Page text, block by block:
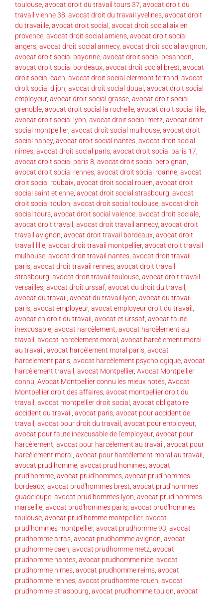
toulouse, avocat droit du travail tours 37, avocat droit du
travail vienne 38, avocat droit du travail yvelines, avocat droit
du travaille, avocat droit social , avocat droit social aix en
provence, avocat droit social amiens, avocat droit social
angers, avocat droit social annecy, avocat droit social avignon,
avocat droit social bayonne, avocat droit social besancon,
avocat droit social bordeaux, avocat droit social brest, avocat
droit social caen, avocat droit social clermont ferrand, avocat
droit social dijon, avocat droit social douai, avocat droit social
employeur, avocat droit social grasse, avocat droit social
grenoble, avocat droit social la rochelle, avocat droit social lille,
avocat droit social lyon, avocat droit social metz, avocat droit
social montpellier, avocat droit social mulhouse, avocat droit
social nancy, avocat droit social nantes, avocat droit social
nimes, avocat droit social paris, avocat droit social paris 17,
avocat droit social paris 8, avocat droit social perpignan,
avocat droit social rennes, avocat droit social roanne, avocat
droit social roubaix, avocat droit social rouen, avocat droit
social saint etienne, avocat droit social strasbourg, avocat
droit social toulon, avocat droit social toulouse, avocat droit
social tours, avocat droit social valence, avocat droit sociale,
avocat droit travail , avocat droit travail annecy, avocat droit
travail avignon, avocat droit travail bordeaux, avocat droit
travail lille, avocat droit travail montpellier, avocat droit travail
mulhouse, avocat droit travail nantes, avocat droit travail
paris, avocat droit travail rennes, avocat droit travail
strasbourg, avocat droit travail toulouse, avocat droit travail
versailles, avocat droit urssaf, avocat du droit du travail ,
avocat du travail , avocat du travail lyon, avocat du travail
paris, avocat employeur, avocat employeur droit du travail ,
avocat en droit du travail , avocat et urssaf, avocat faute
inexcusable, avocat harcèlement, avocat harcèlement au
travail , avocat harcèlement moral , avocat harcèlement moral
au travail , avocat harcèlement moral paris, avocat
harcelement paris, avocat harcèlement psychologique, avocat
harcèlement travail , avocat Montpellier, Avocat Montpellier
connu, Avocat Montpellier connu les mieux notés, Avocat
Montpellier droit des affaires, avocat montpellier droit du
travail , avocat montpellier droit social , avocat obligatoire
accident du travail , avocat paris, avocat pour accident de
travail , avocat pour droit du travail , avocat pour employeur,
avocat pour faute inexcusable de l'employeur, avocat pour
harcèlement, avocat pour harcelement au travail , avocat pour
harcèlement moral , avocat pour harcèlement moral au travail ,
avocat prud homme, avocat prud hommes, avocat
prud'homme, avocat prud'hommes, avocat prud'hommes
bordeaux, avocat prud'hommes brest, avocat prud'hommes
guadeloupe, avocat prud'hommes lyon, avocat prud'hommes
marseille, avocat prud'hommes paris, avocat prud'hommes
toulouse, avocat prud’homme montpellier, avocat
prud’hommes montpellier, avocat prudhomme 93, avocat
prudhomme arras, avocat prudhomme avignon, avocat
prudhomme caen, avocat prudhomme metz, avocat
prudhomme nantes, avocat prudhomme nice, avocat
prudhomme nimes, avocat prudhomme reims, avocat
prudhomme rennes, avocat prudhomme rouen, avocat
prudhomme strasbourg, avocat prudhomme toulon, avocat